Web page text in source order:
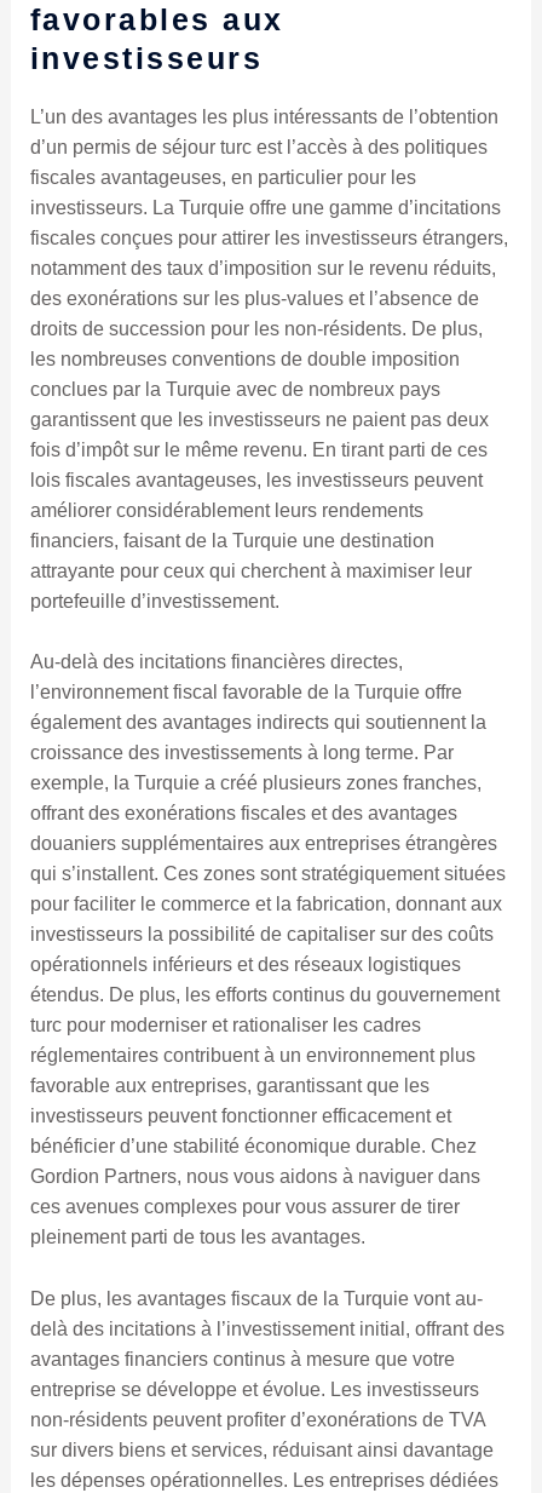
favorables aux
investisseurs
L’un des avantages les plus intéressants de l’obtention
d’un permis de séjour turc est l’accès à des politiques
fiscales avantageuses, en particulier pour les
investisseurs. La Turquie offre une gamme d’incitations
fiscales conçues pour attirer les investisseurs étrangers,
notamment des taux d’imposition sur le revenu réduits,
des exonérations sur les plus-values ​​et l’absence de
droits de succession pour les non-résidents. De plus,
les nombreuses conventions de double imposition
conclues par la Turquie avec de nombreux pays
garantissent que les investisseurs ne paient pas deux
fois d’impôt sur le même revenu. En tirant parti de ces
lois fiscales avantageuses, les investisseurs peuvent
améliorer considérablement leurs rendements
financiers, faisant de la Turquie une destination
attrayante pour ceux qui cherchent à maximiser leur
portefeuille d’investissement.
Au-delà des incitations financières directes,
l’environnement fiscal favorable de la Turquie offre
également des avantages indirects qui soutiennent la
croissance des investissements à long terme. Par
exemple, la Turquie a créé plusieurs zones franches,
offrant des exonérations fiscales et des avantages
douaniers supplémentaires aux entreprises étrangères
qui s’installent. Ces zones sont stratégiquement situées
pour faciliter le commerce et la fabrication, donnant aux
investisseurs la possibilité de capitaliser sur des coûts
opérationnels inférieurs et des réseaux logistiques
étendus. De plus, les efforts continus du gouvernement
turc pour moderniser et rationaliser les cadres
réglementaires contribuent à un environnement plus
favorable aux entreprises, garantissant que les
investisseurs peuvent fonctionner efficacement et
bénéficier d’une stabilité économique durable. Chez
Gordion Partners, nous vous aidons à naviguer dans
ces avenues complexes pour vous assurer de tirer
pleinement parti de tous les avantages.
De plus, les avantages fiscaux de la Turquie vont au-
delà des incitations à l’investissement initial, offrant des
avantages financiers continus à mesure que votre
entreprise se développe et évolue. Les investisseurs
non-résidents peuvent profiter d’exonérations de TVA
sur divers biens et services, réduisant ainsi davantage
les dépenses opérationnelles. Les entreprises dédiées